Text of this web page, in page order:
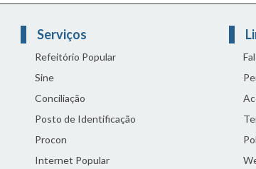
Serviços
Refeitório Popular
Sine
Conciliação
Posto de Identificação
Procon
Internet Popular